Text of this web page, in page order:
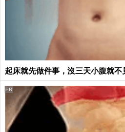
起床就先做件事，沒三天小腹就不
PR